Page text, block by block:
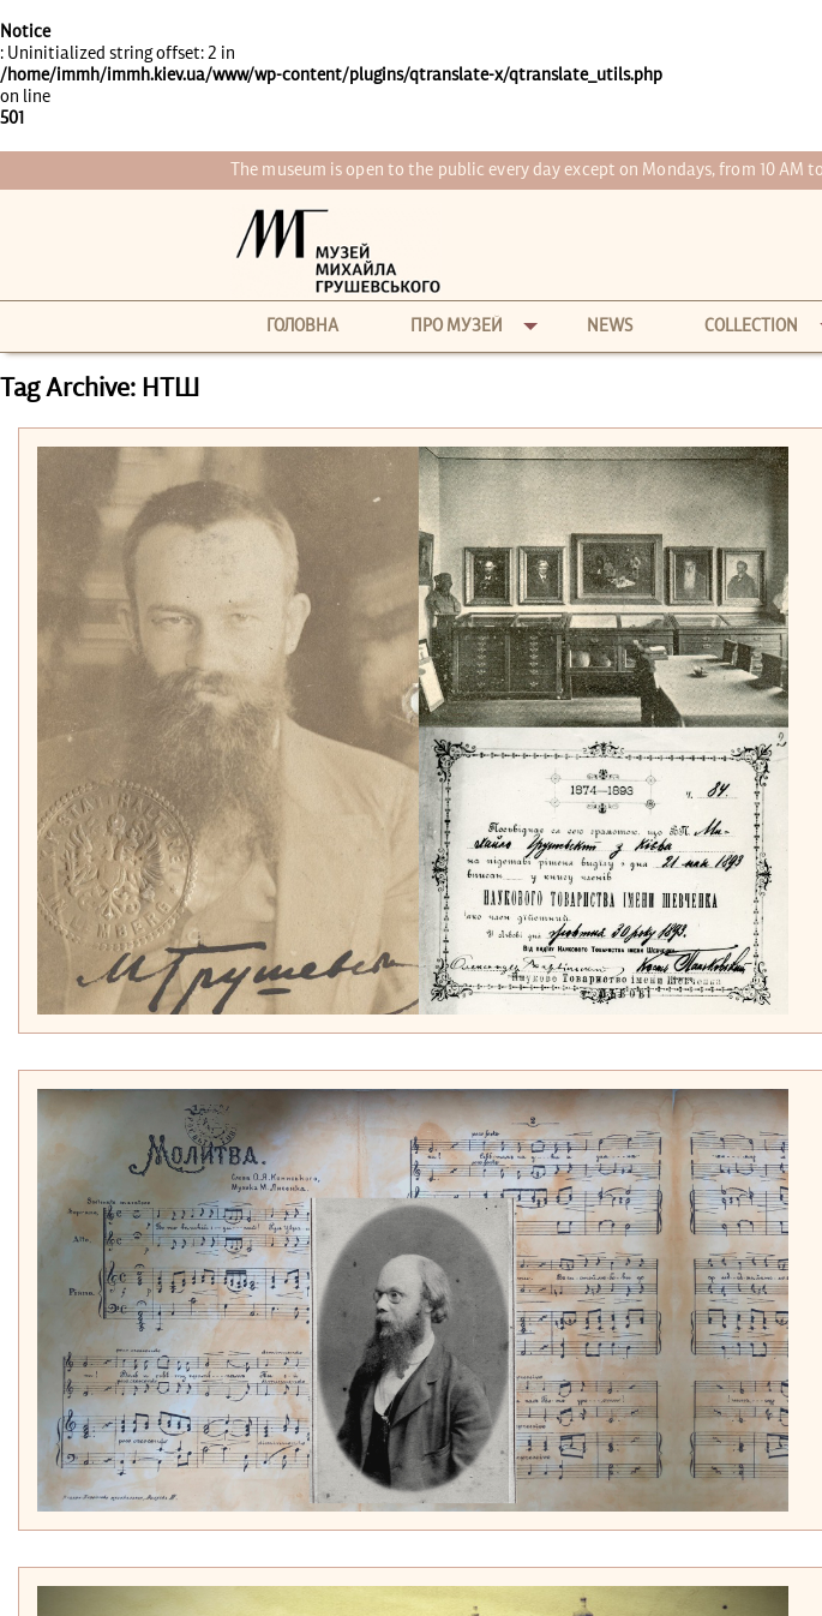
Notice
: Uninitialized string offset: 2 in
/home/immh/immh.kiev.ua/www/wp-content/plugins/qtranslate-x/qtranslate_utils.php
on line
501
The museum is open to the public every day except on Mondays, from 10 AM
ГОЛОВНА ПРО МУЗЕЙ NEWS COLLECTION
Tag Archive: НТШ